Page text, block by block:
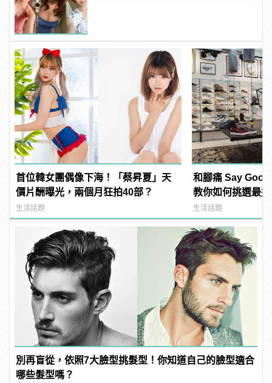
首位韓女團偶像下海！「蔡昇夏」天
價片酬曝光，兩個月狂拍40部？
生活話題
和腳痛 Say
教你如何挑選最
生活話題
別再盲從，依照7大臉型挑髮型！你知道自己的臉型適合
哪些髮型嗎？